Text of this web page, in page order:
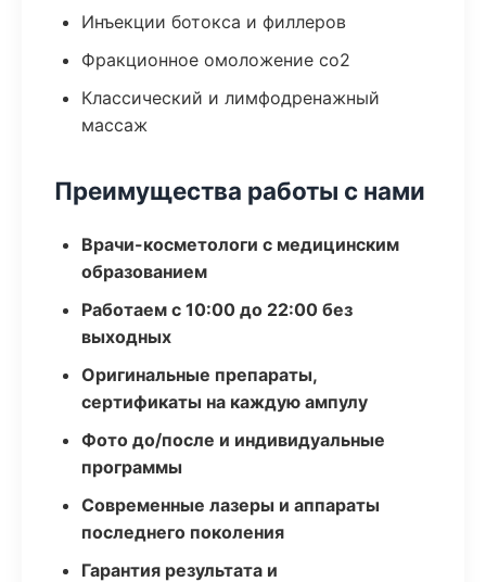
Инъекции ботокса и филлеров
Фракционное омоложение co2
Классический и лимфодренажный
массаж
Преимущества работы с нами
Врачи-косметологи с медицинским
образованием
Работаем с 10:00 до 22:00 без
выходных
Оригинальные препараты,
сертификаты на каждую ампулу
Фото до/после и индивидуальные
программы
Современные лазеры и аппараты
последнего поколения
Гарантия результата и